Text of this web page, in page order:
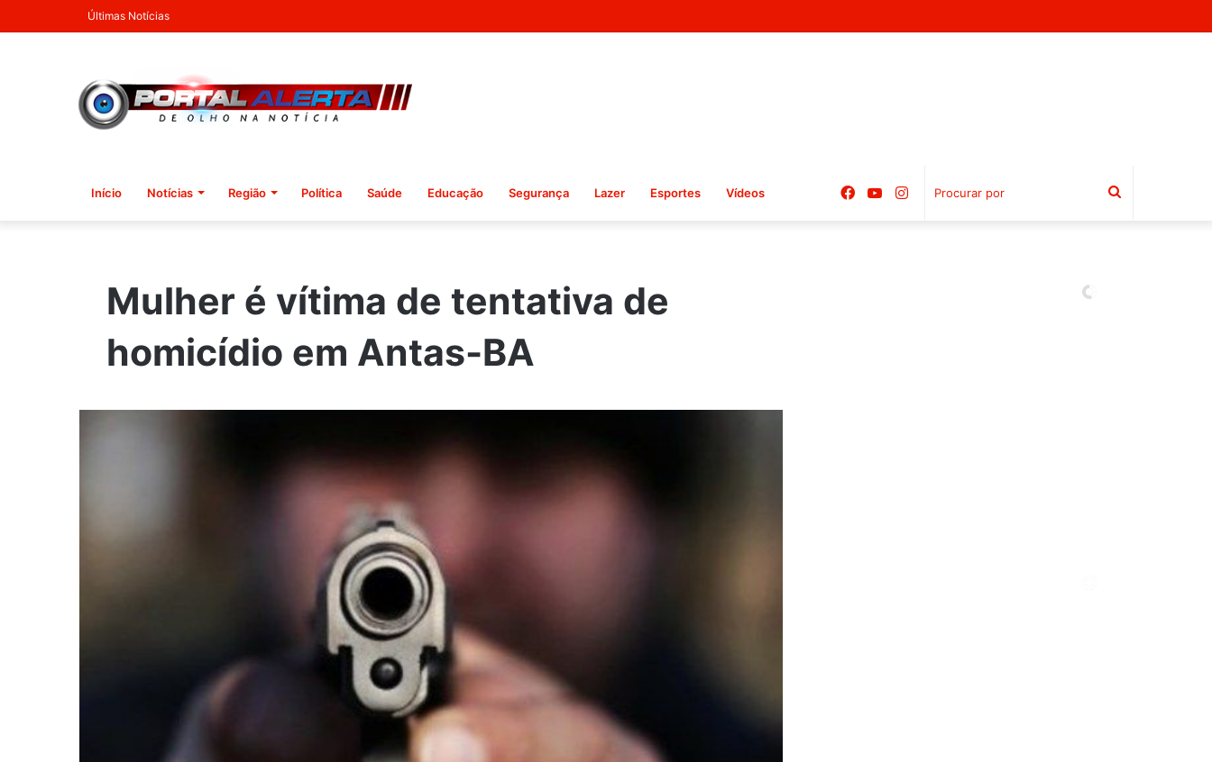
Últimas Notícias
Início Notícias Região Política Saúde Educação Segurança Lazer Esportes Vídeos Procurar
Instagram
YouTube
Facebook
Mulher é vítima de tentativa de
homicídio em Antas-BA